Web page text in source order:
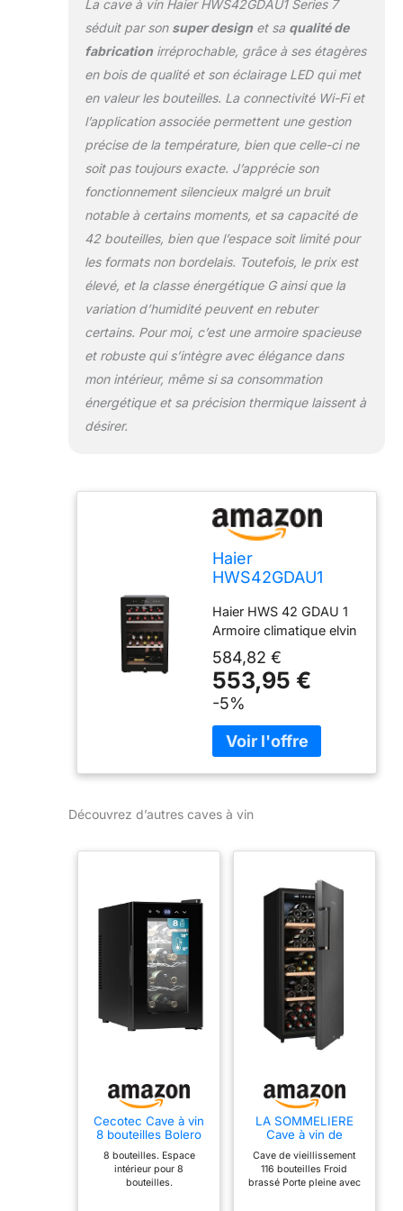
La cave à vin Haier HWS42GDAU1 Series 7
séduit par son super designet sa qualité de
fabricationirréprochable, grâce à ses étagères
en bois de qualité et son éclairage LED qui met
en valeur les bouteilles. La connectivité Wi-Fi et
l’application associée permettent une gestion
précise de la température, bien que celle-ci ne
soit pas toujours exacte. J’apprécie son
fonctionnement silencieux malgré un bruit
notable à certains moments, et sa capacité de
42 bouteilles, bien que l’espace soit limité pour
les formats non bordelais. Toutefois, le prix est
élevé, et la classe énergétique G ainsi que la
variation d’humidité peuvent en rebuter
certains. Pour moi, c’est une armoire spacieuse
et robuste qui s’intègre avec élégance dans
mon intérieur, même si sa consommation
énergétique et sa précision thermique laissent à
désirer.
Haier
HWS42GDAU1
vin, 42 bouteilles,
connectivité Wi-Fi,
lumières LED et
verre anti-UV,
étagères en bois,
49,7 x 58,5 x 82
cm, noir
Haier HWS 42 GDAU 1
Armoire climatique elvin
584,82 €
553,95 €
-5%
Découvrez d’autres caves à vin
Cecotec Cave à vin
8 bouteilles Bolero
830 coolcrystal,
Refroidissement
thermoélectrique,
8 bouteilles. Espace
intérieur pour 8
bouteilles.
LA SOMMELIERE
Cave à vin de
CTPNE120E
Cave de vieillissement
116 bouteilles Froid
brassé Porte pleine avec